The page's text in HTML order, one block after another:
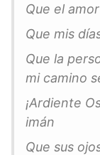
Que el
Que mis
Que la
mi camino
¡Ardiente
imán
Que sus